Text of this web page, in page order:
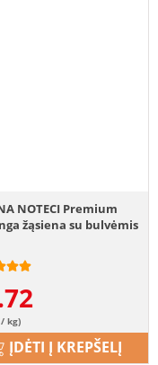
NOTECI Premium
žąsiena su bulvėmis
kg)
ĮDĖTI Į KREPŠELĮ